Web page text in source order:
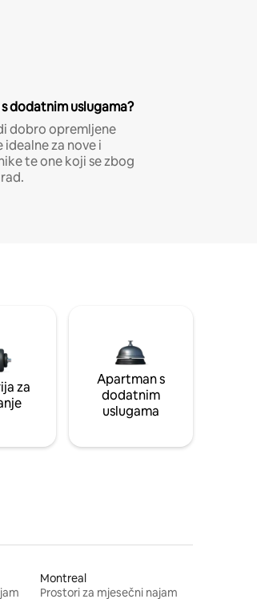
dodatnim uslugama?
dobro opremljene
za nove i
te one koji se zbog
za
Apartman s
dodatnim
uslugama
Montreal
Prostori za mjesečni najam